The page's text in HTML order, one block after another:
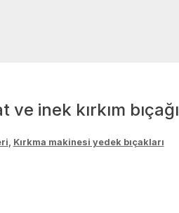
inek kırkım bıçağı
, Kırkma makinesi yedek bıçakları